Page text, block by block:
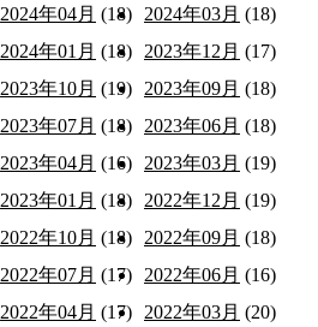
2024年04月 (18) 2024年03月 (18)
2024年01月 (18) 2023年12月 (17)
2023年10月 (19) 2023年09月 (18)
2023年07月 (18) 2023年06月 (18)
2023年04月 (16) 2023年03月 (19)
2023年01月 (18) 2022年12月 (19)
2022年10月 (18) 2022年09月 (18)
2022年07月 (17) 2022年06月 (16)
2022年04月 (17) 2022年03月 (20)